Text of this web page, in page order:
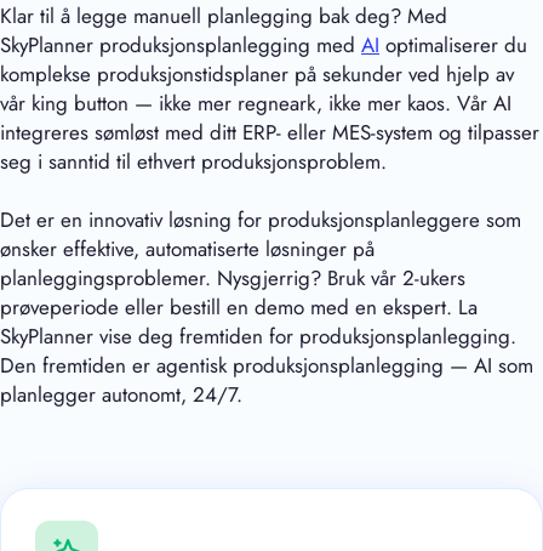
Klar til å legge manuell planlegging bak deg? Med
SkyPlanner produksjonsplanlegging med AI optimaliserer du
komplekse produksjonstidsplaner på sekunder ved hjelp av
vår king button — ikke mer regneark, ikke mer kaos. Vår AI
integreres sømløst med ditt ERP- eller MES-system og tilpasser
seg i sanntid til ethvert produksjonsproblem.
Det er en innovativ løsning for produksjonsplanleggere som
ønsker effektive, automatiserte løsninger på
planleggingsproblemer. Nysgjerrig? Bruk vår 2-ukers
prøveperiode eller bestill en demo med en ekspert. La
SkyPlanner vise deg fremtiden for produksjonsplanlegging.
Den fremtiden er agentisk produksjonsplanlegging — AI som
planlegger autonomt, 24/7.